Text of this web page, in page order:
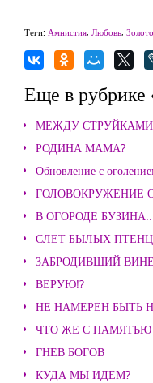
Теги: Амнистия, Любовь,
Еще в рубрике
МЕЖДУ СТРУЙКАМИ
РОДИНА МАМА?
Обновление с
ГОЛОВОКРУЖЕНИЕ
В ОГОРОДЕ
СЛЕТ БЫЛЫХ
ЗАБРОДИВШИЙ
ВЕРУЮ!?
НЕ НАМЕРЕН БЫТЬ
ЧТО ЖЕ С ПАМЯТЬЮ
ГНЕВ БОГОВ
КУДА МЫ ИДЕМ?